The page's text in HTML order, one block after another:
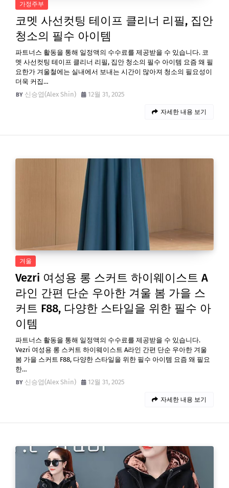
가정주부
코멧 사선컷팅 테이프 클리너 리필, 집안
청소의 필수 아이템
파트너스 활동을 통해 일정액의 수수료를 제공받을 수 있습니다. 코
멧 사선컷팅 테이프 클리너 리필, 집안 청소의 필수 아이템 요즘 왜 필
요한가 겨울철에는 실내에서 보내는 시간이 많아져 청소의 필요성이
더욱 커집…
신승엽(Alex Shin)
12월 31, 2025
자세한 내용 보기
겨울
Vezri 여성용 롱 스커트 하이웨이스트 A
라인 간편 단순 우아한 겨울 봄 가을 스
커트 F88, 다양한 스타일을 위한 필수 아
이템
파트너스 활동을 통해 일정액의 수수료를 제공받을 수 있습니다.
Vezri 여성용 롱 스커트 하이웨이스트 A라인 간편 단순 우아한 겨울
봄 가을 스커트 F88, 다양한 스타일을 위한 필수 아이템 요즘 왜 필요
한…
신승엽(Alex Shin)
12월 31, 2025
자세한 내용 보기